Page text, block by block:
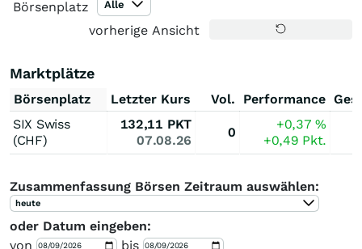
Börsenplatz Alle
vorherige Ansicht
Marktplätze
Börsenplatz Letzter Kurs Vol. Performance
SIX Swiss
(CHF)
132,11 PKT
07.08.26
0
+0,37%
+0,49 Pkt.
Zusammenfassung Börsen Zeitraum auswählen:
heute
oder Datum eingeben:
von
bis